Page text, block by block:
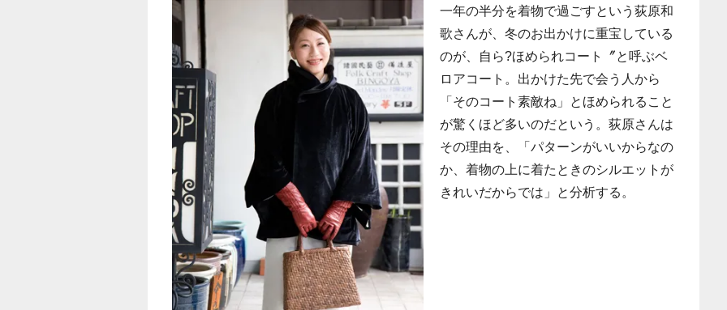
一年の半分を着物で過ごすという荻原和
歌さんが、冬のお出かけに重宝している
のが、自ら?ほめられコート〞と呼ぶベ
ロアコート。出かけた先で会う人から
「そのコート素敵ね」とほめられること
が驚くほど多いのだという。荻原さんは
その理由を、「パターンがいいからなの
か、着物の上に着たときのシルエットが
きれいだからでは」と分析する。